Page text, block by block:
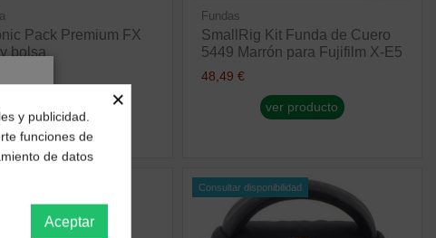
Pack Premium FX
bolsa
Fundas
SmallRig Kit Funda de Cuero
5449 Marrón para Fujifilm X-E5
48,49 €
ver producto
Consultar disponibilidad
×
y publicidad.
funciones de
de datos
Aceptar